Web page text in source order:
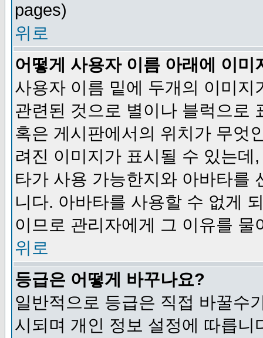
pages)
위로
어떻게 사용자 이름 아래에 이미
사용자 이름 밑에 두개의 이미
관련된 것으로 별이나 블럭으로
혹은 게시판에서의 위치가 무엇
려진 이미지가 표시될 수 있는
타가 사용 가능한지와 아바타를
니다. 아바타를 사용할 수 없게
이므로 관리자에게 그 이유를 물
위로
등급은 어떻게 바꾸나요?
일반적으로 등급은 직접 바꿀수
시되며 개인 정보 설정에 따릅